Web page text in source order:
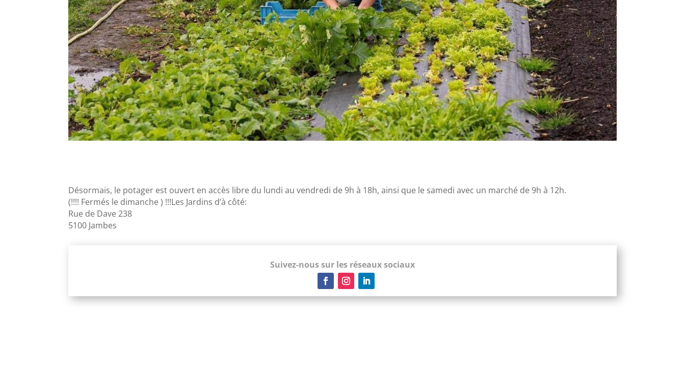
Désormais, le potager est ouvert en accès libre du lundi au vendredi de 9h à 18h, ainsi que le samedi avec un marché de 9h à 12h.
(!!!! Fermés le dimanche ) !!!Les Jardins d’à côté:
Rue de Dave 238
5100 Jambes
Suivez-nous sur les réseaux sociaux